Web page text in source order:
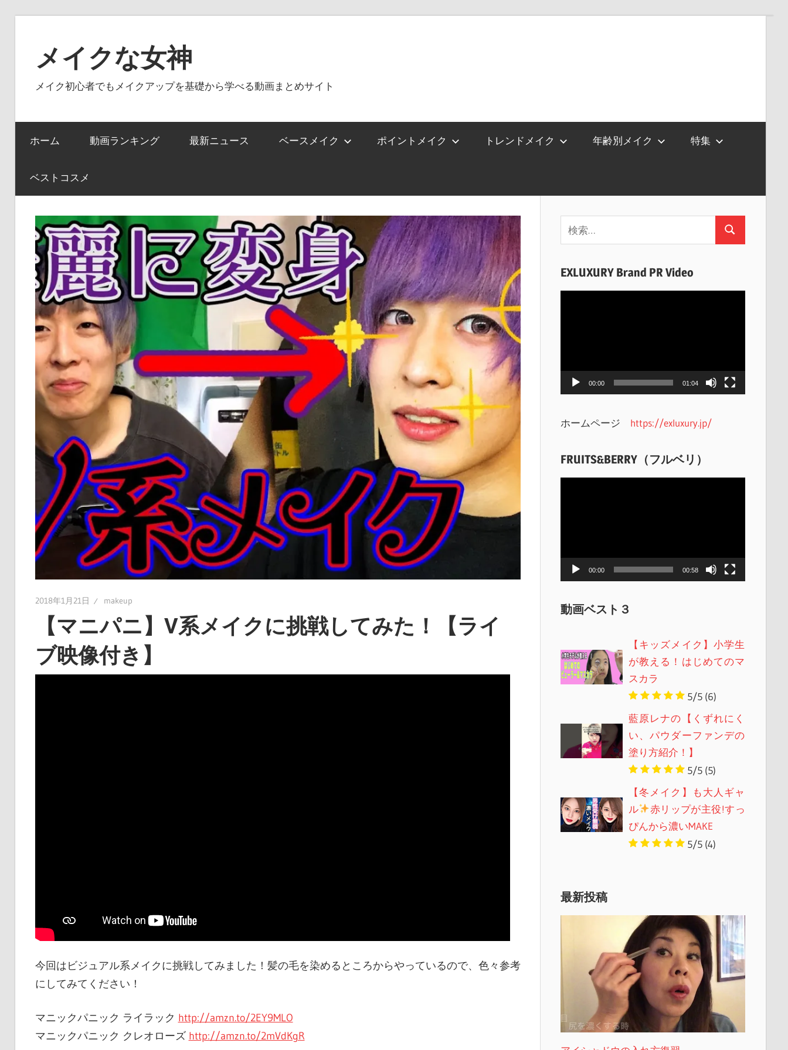
ス
メイクな女神
メイク初心者でもメイクアップを基礎から学べる動画まとめサイト
ホーム 動画ランキング 最新ニュース ベースメイク ポイントメイク トレンドメイク 年齢別メイク 特集
ベストコスメ
2018年1月21日 makeup
【マニパニ】V系メイクに挑戦してみた！【ライ
ブ映像付き】
今回はビジュアル系メイクに挑戦してみました！髪の毛を染めるところからやっているので、色々参考
にしてみてください！
マニックパニック ライラック http://amzn.to/2EY9MLO
マニックパニック クレオローズ http://amzn.to/2mVdKgR
検
EXLUXURY Brand PR Video
00:00 01:04
ホームページ https://exluxury.jp/
FRUITS&BERRY（フルベリ）
00:00 00:58
動画ベスト３
【キッズメイク】小学生
が教える！はじめてのマ
スカラ
5/5 (6)
藍原レナの【くずれにく
い、パウダーファンデの
塗り方紹介！】
5/5 (5)
【冬メイク】も大人ギャ
ル
赤リップが主役!すっ
ぴんから濃いMAKE
5/5 (4)
最新投稿